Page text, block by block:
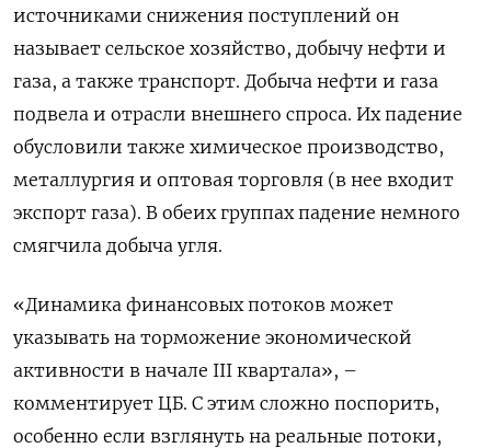
источниками снижения поступлений он
называет сельское хозяйство, добычу нефти и
газа, а также транспорт. Добыча нефти и газа
подвела и отрасли внешнего спроса. Их падение
обусловили также химическое производство,
металлургия и оптовая торговля (в нее входит
экспорт газа). В обеих группах падение немного
смягчила добыча угля.
«Динамика финансовых потоков может
указывать на торможение экономической
активности в начале III квартала», –
комментирует ЦБ. С этим сложно поспорить,
особенно если взглянуть на реальные потоки,